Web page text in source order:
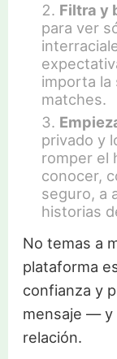
Filtra y
para ver
importa la
matches.
privado y
romper el
conocer,
seguro, a
historias
No temas a
plataforma
confianza y
mensaje — y
relación.